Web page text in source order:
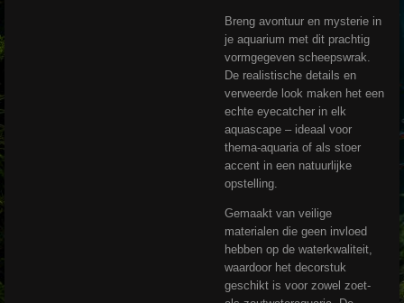
Breng avontuur en mysterie in
je aquarium met dit prachtig
vormgegeven scheepswrak.
De realistische details en
verweerde look maken het een
echte eyecatcher in elk
aquascape – ideaal voor
thema-aquaria of als stoer
accent in een natuurlijke
opstelling.
Gemaakt van veilige
materialen die geen invloed
hebben op de waterkwaliteit,
waardoor het decorstuk
geschikt is voor zowel zoet-